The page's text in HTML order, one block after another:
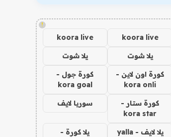
!
koora live
koora live
يلا شوت يلا شوت
كورة اون لاين -
kora onli
كورة جول -
kora goal
كورة ستار -
kora star
سوريا لايف
يلا لايف - yalla
يلا كورة -